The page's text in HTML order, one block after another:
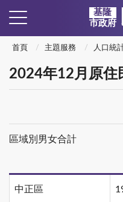
基隆
市政府
首頁 主題服務 人口統
2024年12月原住
區域別男女合計
中正區